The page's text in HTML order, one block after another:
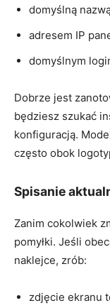
domyślną
adresem IP
domyślnym
Dobrze jest
będziesz szukać
konfiguracją.
często obok
Spisanie
Zanim cokolwiek
pomyłki. Jeśli
naklejce, zrób:
zdjęcie ekranu